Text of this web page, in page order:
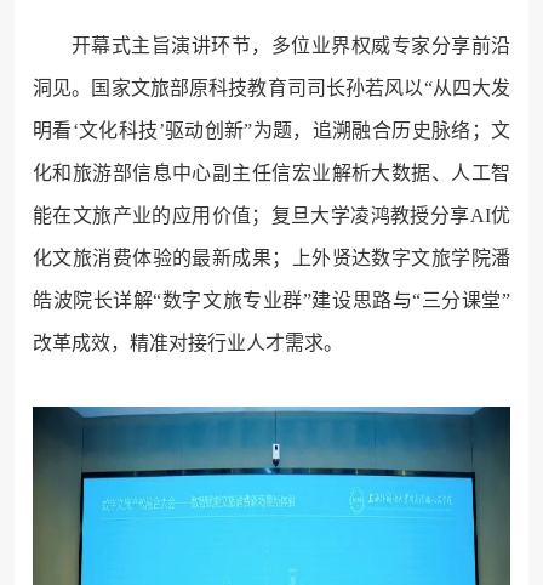
开幕式主旨演讲环节，多位业界权威专家分享前沿
洞见。国家文旅部原科技教育司司长孙若风以“从四大发
明看‘文化科技’驱动创新”为题，追溯融合历史脉络；文
化和旅游部信息中心副主任信宏业解析大数据、人工智
能在文旅产业的应用价值；复旦大学凌鸿教授分享AI优
化文旅消费体验的最新成果；上外贤达数字文旅学院潘
皓波院长详解“数字文旅专业群”建设思路与“三分课堂”
改革成效，精准对接行业人才需求。